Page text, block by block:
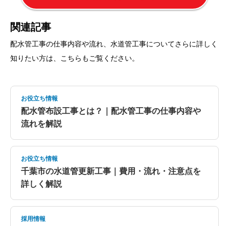
関連記事
配水管工事の仕事内容や流れ、水道管工事についてさらに詳しく
知りたい方は、こちらもご覧ください。
お役立ち情報
配水管布設工事とは？｜配水管工事の仕事内容や
流れを解説
お役立ち情報
千葉市の水道管更新工事｜費用・流れ・注意点を
詳しく解説
採用情報